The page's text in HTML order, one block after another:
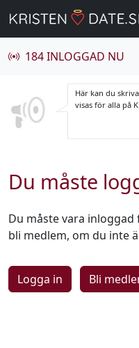
184 INLOGGAD NU
Här kan du
visas för alla på
Du måste
Du måste vara
bli medlem, om du inte
Logga in